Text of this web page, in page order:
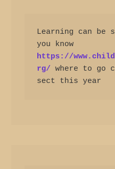
Learning can be
you know
https://
rg/ where to go
sect this year